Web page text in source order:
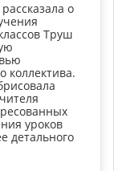
о
Труш
коллектива.
уроков
детального